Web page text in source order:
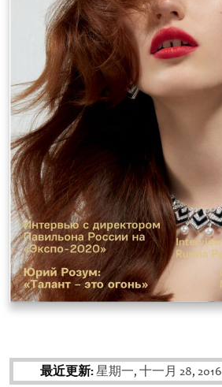
最近更新:星期一, 十一月 28, 2016